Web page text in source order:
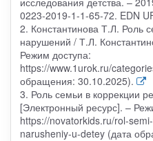
0223-2019-1-1-65-72. EDN
2. Константинова Т.Л. Роль
нарушений / Т.Л.
Режим доступа:
https://www.1urok.ru/
обращения: 30.10.2025).
3. Роль семьи в коррекции
[Электронный ресурс]. –
https://novatorkids.ru/rol-
narusheniy-u-detey (дата